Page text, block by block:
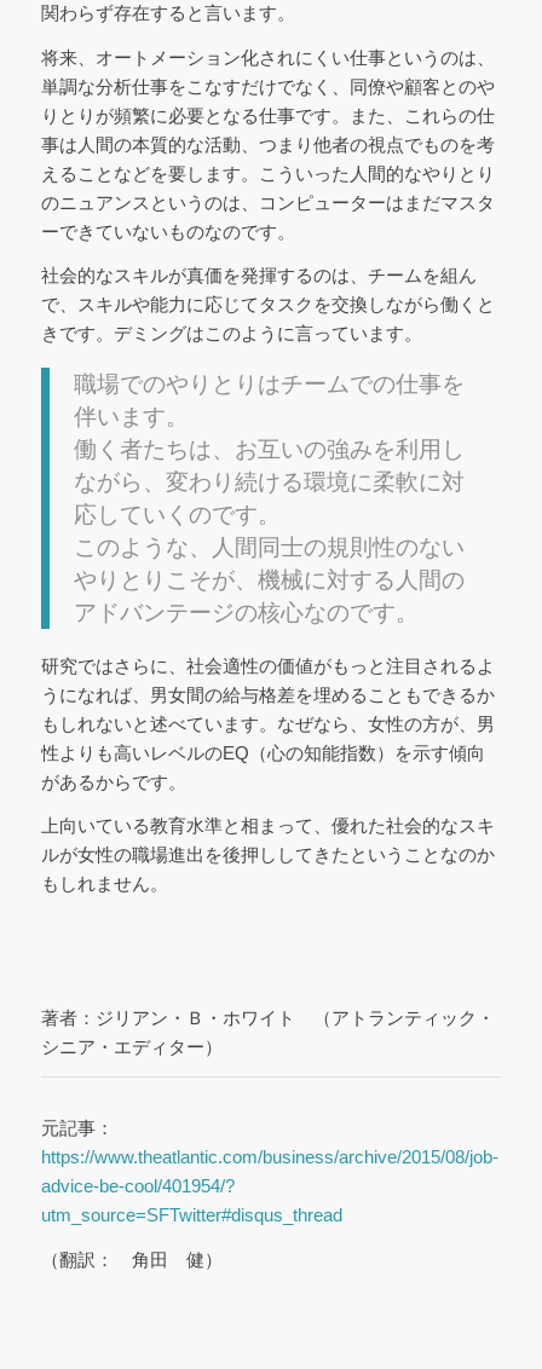
関わらず存在すると言います。
将来、オートメーション化されにくい仕事というのは、
単調な分析仕事をこなすだけでなく、同僚や顧客とのや
りとりが頻繁に必要となる仕事です。また、これらの仕
事は人間の本質的な活動、つまり他者の視点でものを考
えることなどを要します。こういった人間的なやりとり
のニュアンスというのは、コンピューターはまだマスタ
ーできていないものなのです。
社会的なスキルが真価を発揮するのは、チームを組ん
で、スキルや能力に応じてタスクを交換しながら働くと
きです。デミングはこのように言っています。
職場でのやりとりはチームでの仕事を
伴います。
働く者たちは、お互いの強みを利用し
ながら、変わり続ける環境に柔軟に対
応していくのです。
このような、人間同士の規則性のない
やりとりこそが、機械に対する人間の
アドバンテージの核心なのです。
研究ではさらに、社会適性の価値がもっと注目されるよ
うになれば、男女間の給与格差を埋めることもできるか
もしれないと述べています。なぜなら、女性の方が、男
性よりも高いレベルのEQ（心の知能指数）を示す傾向
があるからです。
上向いている教育水準と相まって、優れた社会的なスキ
ルが女性の職場進出を後押ししてきたということなのか
もしれません。
著者：ジリアン・Ｂ・ホワイト （アトランティック・
シニア・エディター）
元記事：
https://www.theatlantic.com/business/archive/2015/08/job-
advice-be-cool/401954/?
utm_source=SFTwitter#disqus_thread
（翻訳： 角田 健）